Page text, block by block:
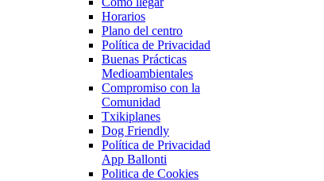
Horarios
Plano del centro
Política de Privacidad
Buenas Prácticas
Medioambientales
Compromiso con la
Comunidad
Txikiplanes
Dog Friendly
Política de Privacidad
App Ballonti
Politica de Cookies